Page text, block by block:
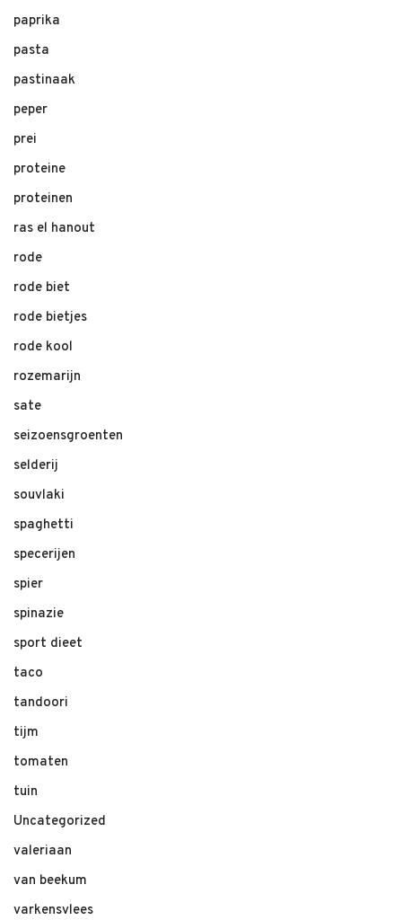
paprika
pasta
pastinaak
peper
prei
proteine
proteinen
ras el hanout
rode
rode biet
rode bietjes
rode kool
rozemarijn
sate
seizoensgroenten
selderij
souvlaki
spaghetti
specerijen
spier
spinazie
sport dieet
taco
tandoori
tijm
tomaten
tuin
Uncategorized
valeriaan
van beekum
varkensvlees